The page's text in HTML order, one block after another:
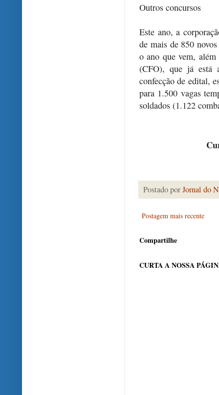
Outros concursos
Este ano, a
de mais de 850
o ano que vem,
(CFO), que já está
confecção de edital,
para 1.500 vagas
soldados (1.122
Postado porJornal do
Postagem mais recente
Compartilhe
CURTA A NOSSA